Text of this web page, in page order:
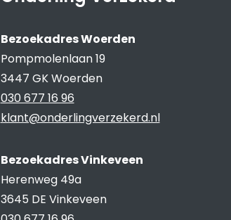
Bezoekadres Woerden
Pompmolenlaan 19
3447 GK Woerden
030 677 16 96
klant@onderlingverzekerd.nl
Bezoekadres Vinkeveen
Herenweg 49a
3645 DE Vinkeveen